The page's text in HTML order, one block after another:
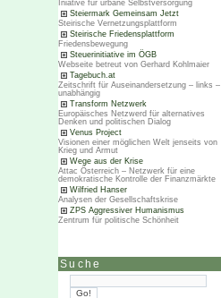
Iniative für urbane Selbstversorgung
Steiermark Gemeinsam Jetzt
Steirische Vernetzungsplattform
Steirische Friedensplattform
Friedensbewegung
Steuerinitiative im ÖGB
Webseite betreut von Gerhard Kohlmaier
Tagebuch.at
Zeitschrift für Auseinandersetzung – links –
unabhängig
Transform Netzwerk
Europäisches Netzwerd für alternatives
Denken und politischen Dialog
Venus Project
Visionen einer möglichen Welt jenseits von
Krieg und Armut
Wege aus der Krise
Attac Österreich – Netzwerk für eine
demokratische Kontrolle der Finanzmärkte
Wilfried Hanser
Analysen der Gesellschaftskrise
ZPS Aggressiver Humanismus
Zentrum für politische Schönheit
Suche